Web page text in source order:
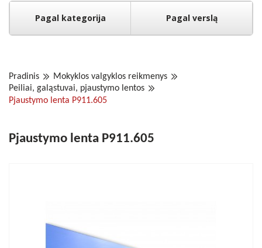
Pagal kategorija Pagal verslą
Pradinis
Mokyklos valgyklos reikmenys
Peiliai, galąstuvai, pjaustymo lentos
Pjaustymo lenta P911.605
Pjaustymo lenta P911.605